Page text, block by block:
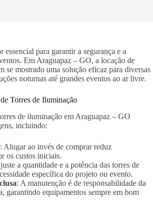
para garantir a segurança e a
Em Araguapaz – GO, a locação de
se mostrado uma solução eficaz para diversas
noturnas até grandes eventos ao ar livre.
Torres de Iluminação
de iluminação em Araguapaz – GO
incluindo:
: Alugar ao invés de comprar reduz
os custos iniciais.
a quantidade e a potência das torres de
específica do projeto ou evento.
: A manutenção é de responsabilidade da
garantindo equipamentos sempre em bom